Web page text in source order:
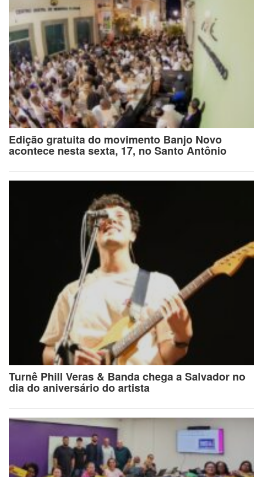
Edição gratuita do movimento Banjo Novo
acontece nesta sexta, 17, no Santo Antônio
Turnê Phill Veras & Banda chega a Salvador no
dia do aniversário do artista